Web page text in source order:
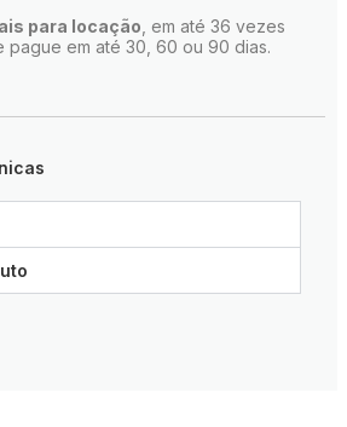
para locação , em até 36 vezes
pague em até 30, 60 ou 90 dias.